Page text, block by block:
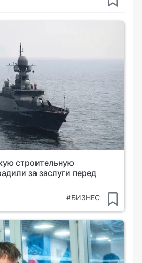
строительную
за заслуги перед
#БИЗНЕС